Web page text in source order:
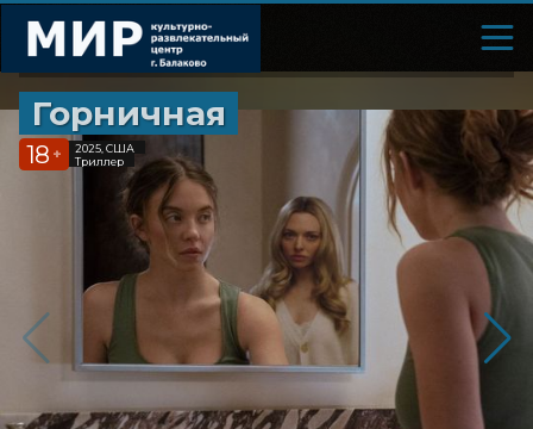
Горничная
18 +
2025, США
Триллер